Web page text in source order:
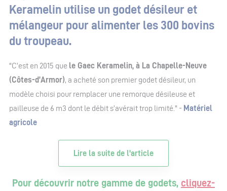
Keramelin utilise un godet désileur et
mélangeur pour alimenter les 300 bovins
du troupeau.
"C’est en 2015 que le Gaec Keramelin, à La Chapelle-Neuve
(Côtes-d’Armor), a acheté son premier godet désileur, un
modèle choisi pour remplacer une remorque désileuse et
pailleuse de 6 m3 dont le débit s’avérait trop limité." - Matériel
agricole
Lire la suite de l'article
Pour découvrir notre gamme de godets, cliquez-